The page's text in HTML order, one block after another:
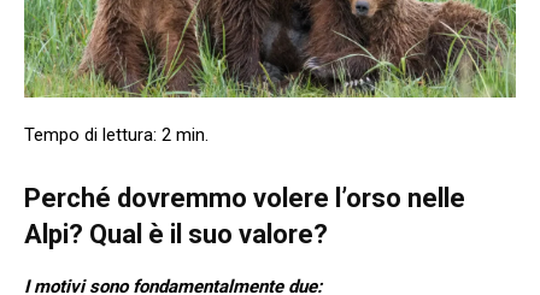
Perché dovremmo volere l’orso nelle
Alpi? Qual è il suo valore?
I motivi sono fondamentalmente due: